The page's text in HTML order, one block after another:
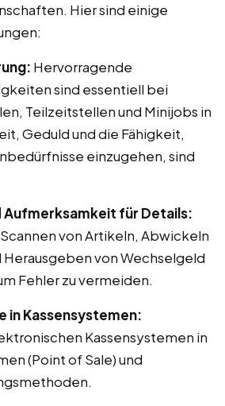
Hier sind einige
Hervorragende
sind essentiell bei
Teilzeitstellen und Minijobs in
Geduld und die Fähigkeit,
einzugehen, sind
Aufmerksamkeit für Details:
von Artikeln, Abwickeln
Herausgeben von Wechselgeld
Fehler zu vermeiden.
in Kassensystemen:
Kassensystemen in
(Point of Sale) und